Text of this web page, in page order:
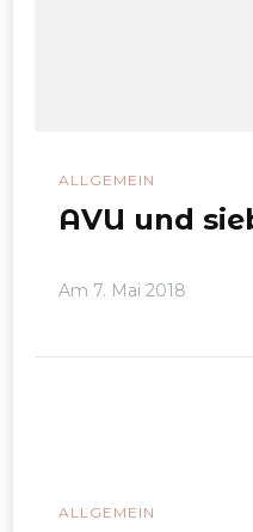
ALLGEMEIN
AVU und
Am 7. Mai 2018
ALLGEMEIN